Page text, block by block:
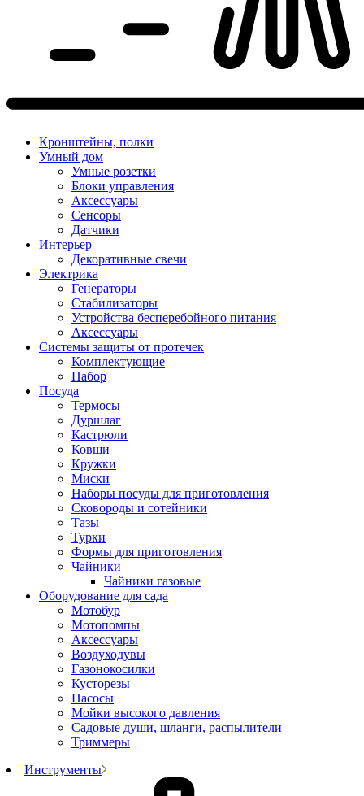
Кронштейны, полки
Умный дом
Умные розетки
Блоки управления
Аксессуары
Сенсоры
Датчики
Интерьер
Декоративные свечи
Электрика
Генераторы
Стабилизаторы
Устройства бесперебойного питания
Аксессуары
Системы защиты от протечек
Комплектующие
Набор
Посуда
Термосы
Дуршлаг
Кастрюли
Ковши
Кружки
Миски
Наборы посуды для приготовления
Сковороды и сотейники
Тазы
Турки
Формы для приготовления
Чайники
Чайники газовые
Оборудование для сада
Мотобур
Мотопомпы
Аксессуары
Воздуходувы
Газонокосилки
Кусторезы
Насосы
Мойки высокого давления
Садовые души, шланги, распылители
Триммеры
Инструменты